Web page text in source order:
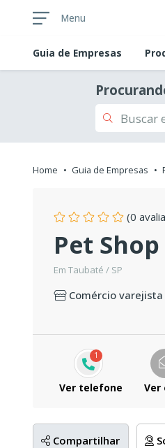
Menu
Guia de Empresas
Home Guia de Empresas
(0
Pet
Em Taubaté / SP
Comércio
1
Ver telefone Ver
Compartilhar